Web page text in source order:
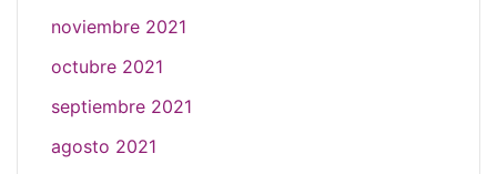
noviembre 2021
octubre 2021
septiembre 2021
agosto 2021